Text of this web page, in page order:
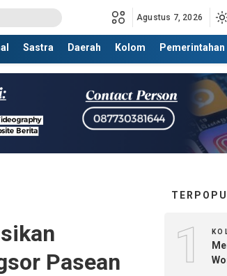
Agustus 7, 2026
Sastra Daerah Kolom Pemerintahan
Pasean
1